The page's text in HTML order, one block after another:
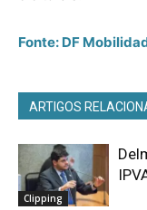
Fonte: DF
ARTIGOS
Clipping